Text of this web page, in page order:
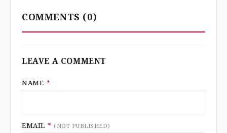
COMMENTS (0)
LEAVE A COMMENT
NAME *
EMAIL * (NOT PUBLISHED)